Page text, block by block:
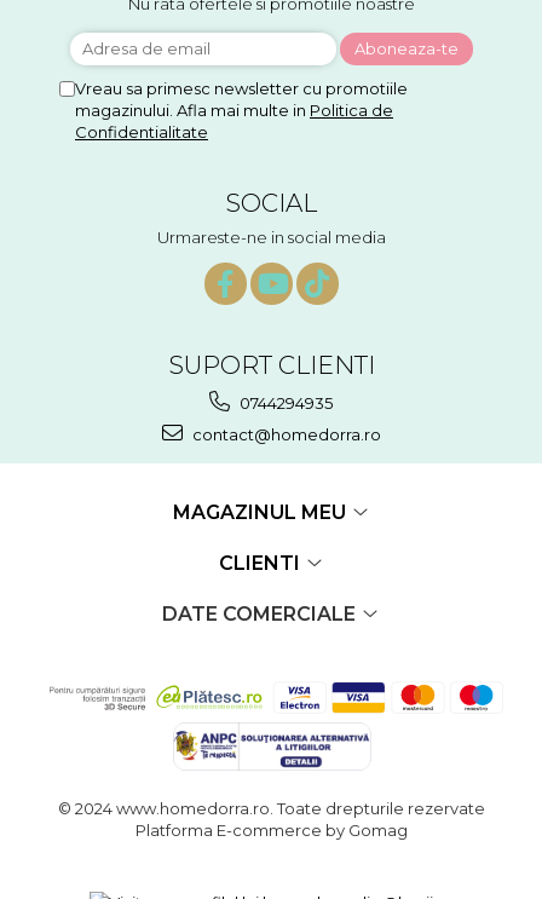
Vreau sa primesc newsletter cu promotiile
magazinului. Afla mai multe in Politica de
Confidentialitate
SOCIAL
Urmareste-ne in social media
SUPORT CLIENTI
0744294935
contact@homedorra.ro
MAGAZINUL MEU
CLIENTI
DATE COMERCIALE
© 2024 www.homedorra.ro. Toate drepturile rezervate
Platforma E-commerce by Gomag